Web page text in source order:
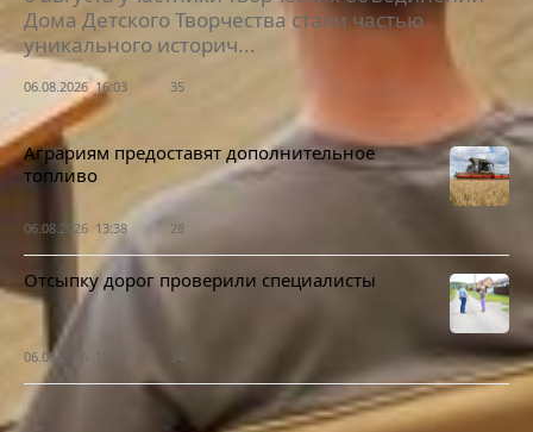
Дома Детского Творчества стали частью
уникального историч...
06.08.2026 16:03 35
Аграриям предоставят дополнительное
топливо
06.08.2026 13:38 28
Отсыпку дорог проверили специалисты
06.08.2026 12:17 34